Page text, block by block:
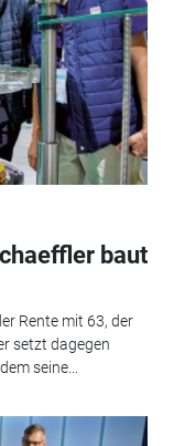
baut
Rente mit 63, der
setzt dagegen
seine...